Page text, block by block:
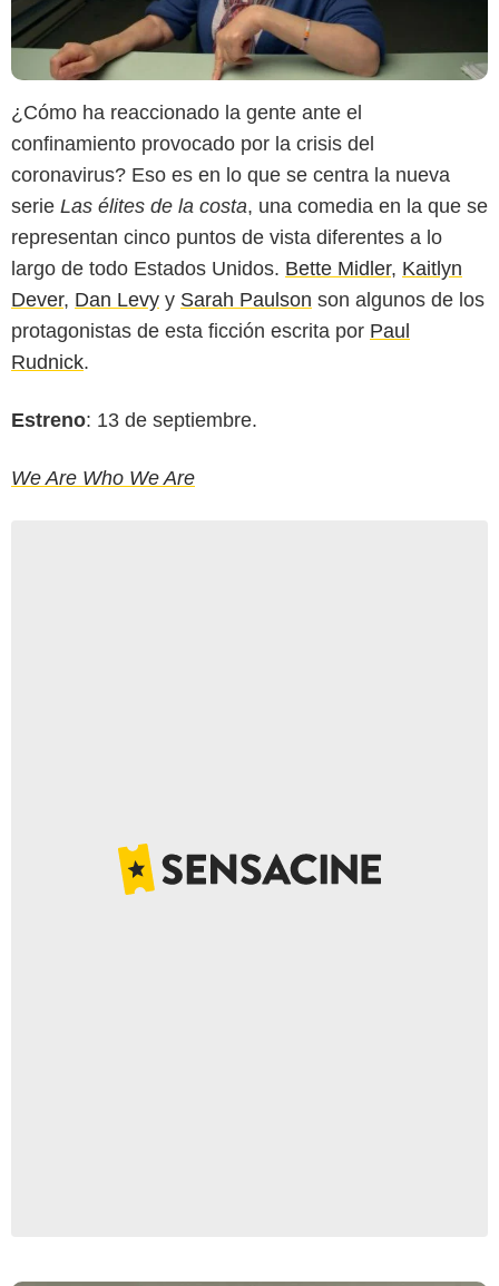
¿Cómo ha reaccionado la gente ante el
confinamiento provocado por la crisis del
coronavirus? Eso es en lo que se centra la nueva
serie Las élites de la costa, una comedia en la que se
representan cinco puntos de vista diferentes a lo
largo de todo Estados Unidos. Bette Midler, Kaitlyn
Dever, Dan Levy y Sarah Paulson son algunos de los
protagonistas de esta ficción escrita por Paul
Rudnick.
Estreno: 13 de septiembre.
We Are Who We Are